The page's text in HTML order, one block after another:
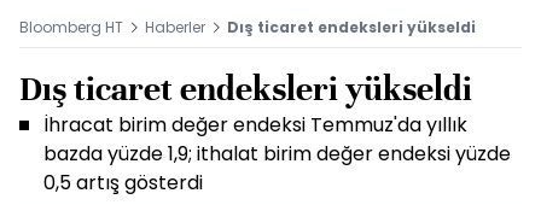
Bloomberg HT Haberler Dış ticaret endeksleri yükseldi
Dış ticaret endeksleri yükseldi
İhracat birim değer endeksi Temmuz'da yıllık
bazda yüzde 1,9; ithalat birim değer endeksi yüzde
0,5 artış gösterdi